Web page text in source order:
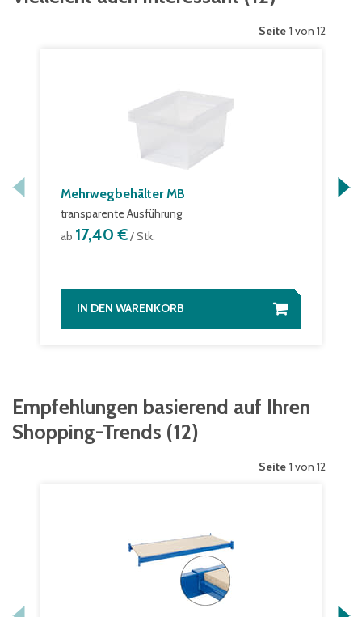
Seite 1 von 12
Mehrwegbehälter MB
transparente Ausführung
ab 17,40 €/ Stk.
IN DEN WARENKORB
Empfehlungen basierend auf Ihren
Shopping-Trends (12)
Seite 1 von 12